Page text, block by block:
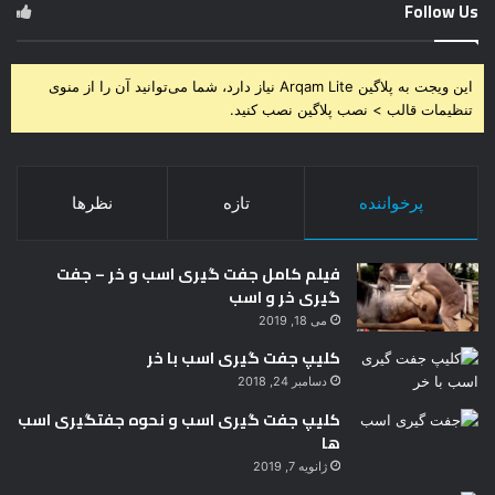
Follow Us
این ویجت به پلاگین Arqam Lite نیاز دارد، شما می‌توانید آن را از منوی
تنظیمات قالب > نصب پلاگین نصب کنید.
پرخواننده تازه نظرها
فیلم کامل جفت گیری اسب و خر – جفت
گیری خر و اسب
می 18, 2019
کلیپ جفت گیری اسب با خر
دسامبر 24, 2018
کلیپ جفت گیری اسب و نحوه جفتگیری اسب
ها
ژانویه 7, 2019